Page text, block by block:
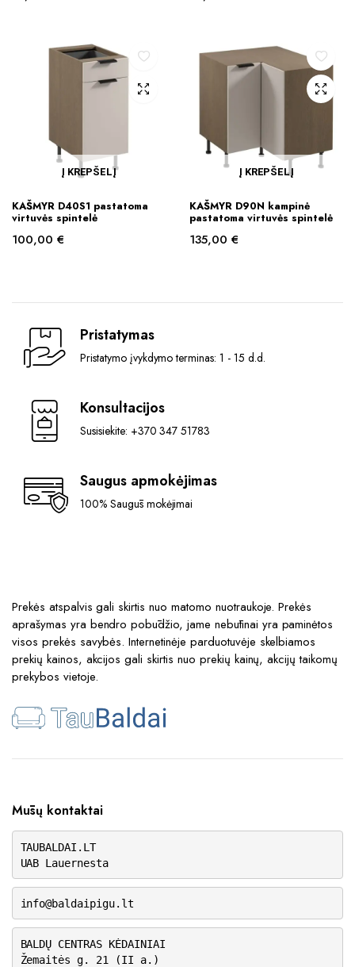
Į KREPŠELĮ
KAŠMYR D40S1 pastatoma
virtuvės spintelė
100,00 €
Į KREPŠELĮ
KAŠMYR D90N kampinė
pastatoma virtuvės spintelė
135,00 €
Pristatymas
Pristatymo įvykdymo terminas: 1 - 15 d.d.
Konsultacijos
Susisiekite: +370 347 51783
Saugus apmokėjimas
100% Saugūs mokėjimai
Prekės atspalvis gali skirtis nuo matomo nuotraukoje. Prekės
aprašymas yra bendro pobūdžio, jame nebūtinai yra paminėtos
visos prekės savybės. Internetinėje parduotuvėje skelbiamos
prekių kainos, akcijos gali skirtis nuo prekių kainų, akcijų taikomų
prekybos vietoje.
Mūsų kontaktai
TAUBALDAI.LT
UAB Lauernesta
info@baldaipigu.lt
BALDŲ CENTRAS KĖDAINIAI
Žemaitės g. 21 (II a.)